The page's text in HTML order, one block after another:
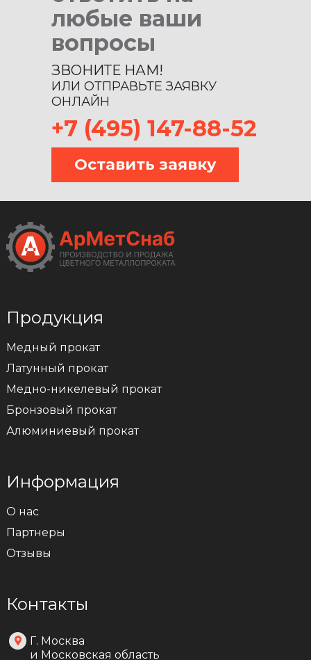
любые ваши
вопросы
ЗВОНИТЕ НАМ!
ИЛИ ОТПРАВЬТЕ ЗАЯВКУ
ОНЛАЙН
+7 (495) 147-88-52
Оставить заявку
Продукция
Медный прокат
Латунный прокат
Медно-никелевый прокат
Бронзовый прокат
Алюминиевый прокат
Информация
О нас
Партнеры
Отзывы
Контакты
Г. Москва
и Московская область